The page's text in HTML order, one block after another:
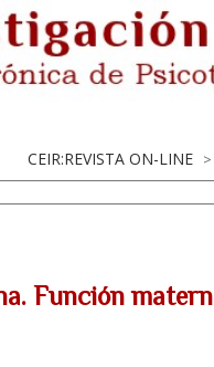
CEIR:REVISTA ON-LINE >
Función